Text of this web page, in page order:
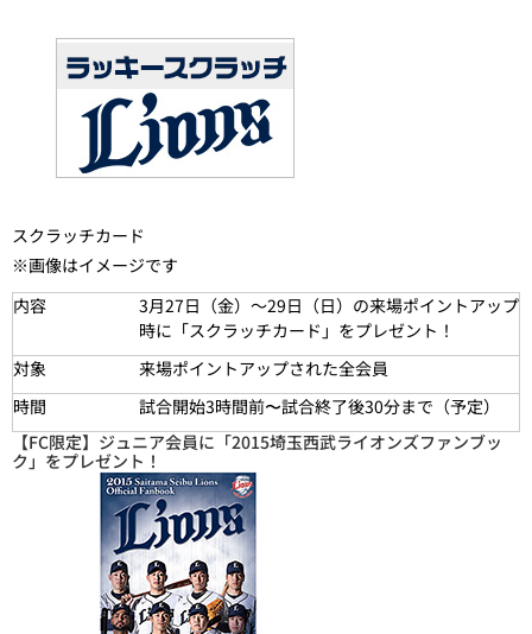
スクラッチカード
※画像はイメージです
内容
3月27日（金）～29日（日）の来場ポイントアップ
時に「スクラッチカード」をプレゼント！
対象
来場ポイントアップされた全会員
時間
試合開始3時間前〜試合終了後30分まで（予定）
【FC限定】ジュニア会員に「2015埼玉西武ライオンズファンブッ
ク」をプレゼント！